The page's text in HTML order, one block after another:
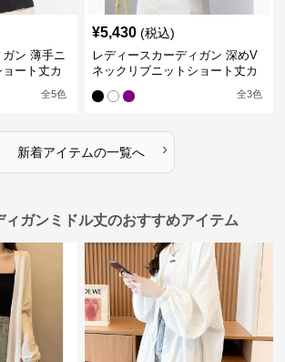
ン 薄手ニ
ート丈カ
全5色
¥5,430 (税込)
レディースカーディガン 深めV
ネックリブニットショート丈カ
全3色
新着アイテムの一覧へ ›
ィガンミドル丈のおすすめアイテム